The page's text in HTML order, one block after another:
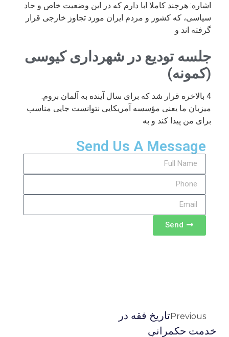
اشاره: هرچند کاملا ابا دارم که در این وضعیت خاص و حاد
سیاسی، که کشور و مردم ایران مورد تجاوز خارجی قرار
گرفته اند و
جلسه تودیع در شهرداری کیوسی
(کمونه)
4 بالاخره قرار شد که برای سال آینده به آلمان بروم.
میزبان ما یعنی مؤسسه آمریکایی نتوانست جایی مناسب
برای من پیدا کند و به
Send Us A Message
Send
Previousتاریخ فقه در
خدمت حکمرانیِ